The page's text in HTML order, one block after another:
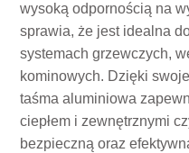
wysoką odpornością na
sprawia, że jest idealna
systemach grzewczych,
kominowych. Dzięki
taśma aluminiowa
ciepłem i zewnętrznymi
bezpieczną oraz